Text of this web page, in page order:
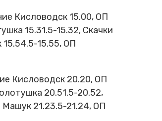
Кисловодск 15.00, ОП
15.31.5-15.32, Скачки
15.54.5-15.55, ОП
Кисловодск 20.20, ОП
20.51.5-20.52,
Машук 21.23.5-21.24, ОП